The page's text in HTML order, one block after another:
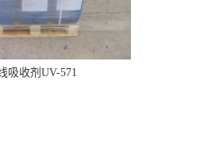
吸收剂UV-571